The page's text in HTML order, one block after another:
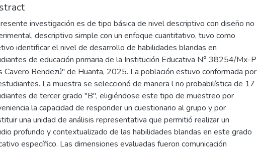
investigación es de tipo básica de nivel descriptivo con diseño no
descriptivo simple con un enfoque cuantitativo, tuvo como
identificar el nivel de desarrollo de habilidades blandas en
de educación primaria de la Institución Educativa N° 38254/Mx-P
Cavero Bendezú" de Huanta, 2025. La población estuvo conformada por
La muestra se seleccionó de manera l no probabilística de 17
de tercer grado "B", eligiéndose este tipo de muestreo por
la capacidad de responder un cuestionario al grupo y por
una unidad de análisis representativa que permitió realizar un
profundo y contextualizado de las habilidades blandas en este grado
específico. Las dimensiones evaluadas fueron comunicación